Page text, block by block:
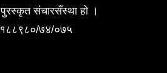
पुरस्कृत संचारसँस्था हो ।
१८८९८०/७४/०७५